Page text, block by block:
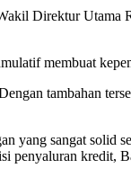
Direktur
membuat
tambahan
yang sangat
penyaluran kredit,